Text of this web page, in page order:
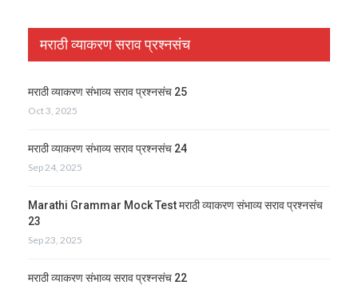
मराठी व्याकरण सराव प्रश्नसंच
मराठी व्याकरण संभाव्य सराव प्रश्नसंच 25
Oct 3, 2025
मराठी व्याकरण संभाव्य सराव प्रश्नसंच 24
Sep 24, 2025
Marathi Grammar Mock Test मराठी व्याकरण संभाव्य सराव प्रश्नसंच
23
Sep 23, 2025
मराठी व्याकरण संभाव्य सराव प्रश्नसंच 22